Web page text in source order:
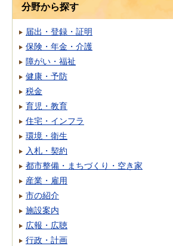
分野から探す
届出・登録・証明
保険・年金・介護
障がい・福祉
健康・予防
税金
育児・教育
住宅・インフラ
環境・衛生
入札・契約
都市整備・まちづくり・空き家
産業・雇用
市の紹介
施設案内
広報・広聴
行政・計画